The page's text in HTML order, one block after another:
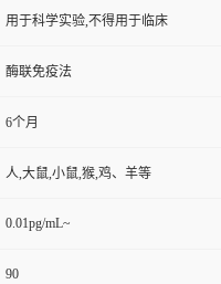
用于科学实验,不得用于临床
酶联免疫法
6个月
人,大鼠,小鼠,猴,鸡、羊等
0.01pg/mL~
90